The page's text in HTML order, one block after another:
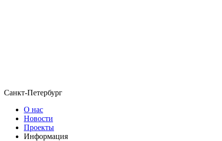
Санкт-Петербург
О нас
Новости
Проекты
Информация